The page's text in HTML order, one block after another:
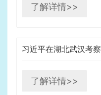
了解详情>>
习近平在湖北武汉考察
了解详情>>